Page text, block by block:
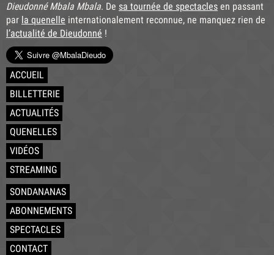
Dieudonné Mbala Mbala. De sa tournée de spectacles en passant
par la quenelle internationalement reconnue, ne manquez rien de
l’actualité de Dieudonné !
ACCUEIL
BILLETTERIE
ACTUALITÉS
QUENELLES
VIDÉOS
STREAMING
SONDANANAS
ABONNEMENTS
SPECTACLES
CONTACT